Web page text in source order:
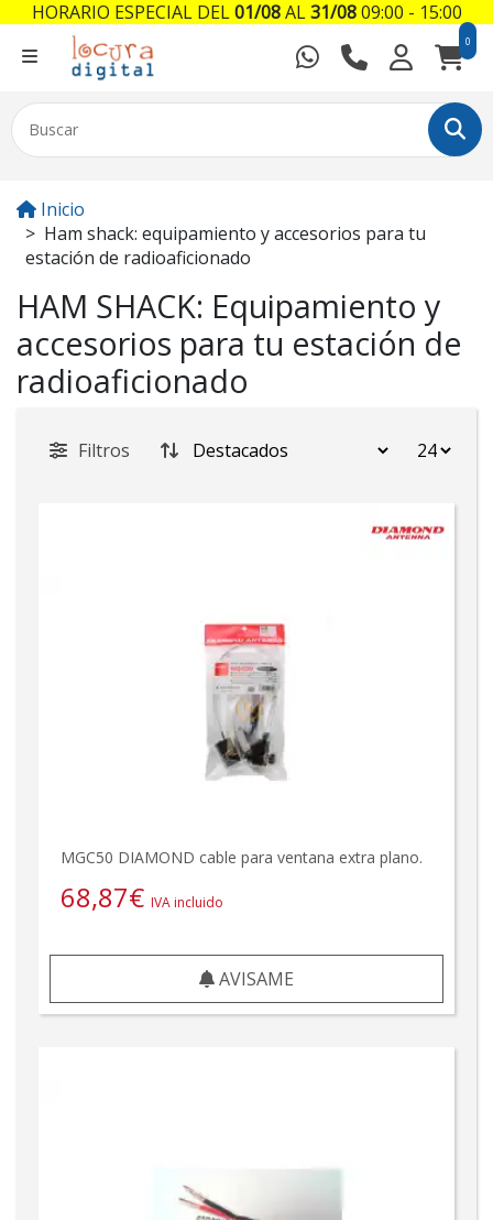
0
Inicio
Ham shack: equipamiento y accesorios para tu
estación de radioaficionado
HAM SHACK: Equipamiento y
accesorios para tu estación de
radioaficionado
Filtros
MGC50 DIAMOND cable para ventana extra plano.
68,87€ IVA incluido
AVISAME
HORARIO ESPECIAL DEL01/08AL31/0809:00 - 15:00